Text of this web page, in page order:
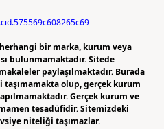
bir marka, kurum veya
bulunmamaktadır. Sitede
paylaşılmaktadır. Burada
olup, gerçek kurum
Gerçek kurum ve
tesadüfidir. Sitemizdeki
niteliği taşımazlar.